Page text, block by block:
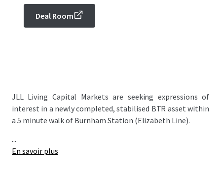
Deal Room
JLL Living Capital Markets are seeking expressions of
interest in a newly completed, stabilised BTR asset within
a 5 minute walk of Burnham Station (Elizabeth Line).
...
En savoir plus